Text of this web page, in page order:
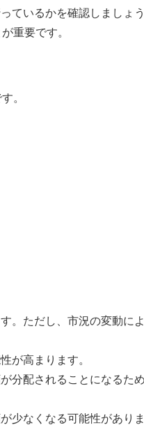
ているかを確認しましょう
重要です。
。
。ただし、市況の変動に
が高まります。
分配されることになるため
少なくなる可能性がありま